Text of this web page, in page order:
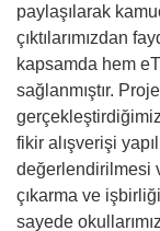
paylaşılarak
çıktılarımızdan
kapsamda hem
sağlanmıştır.
fikir alışverişi
değerlendirilmesi
çıkarma ve
sayede